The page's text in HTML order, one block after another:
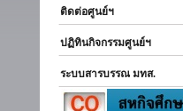
ติดต่อศูนย์ฯ
ปฏิทินกิจกรรมศูนย์ฯ
ระบบสารบรรณ มทส.